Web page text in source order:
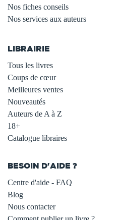
Nos fiches conseils
Nos services aux auteurs
LIBRAIRIE
Tous les livres
Coups de cœur
Meilleures ventes
Nouveautés
Auteurs de A à Z
18+
Catalogue libraires
BESOIN D'AIDE ?
Centre d'aide - FAQ
Blog
Nous contacter